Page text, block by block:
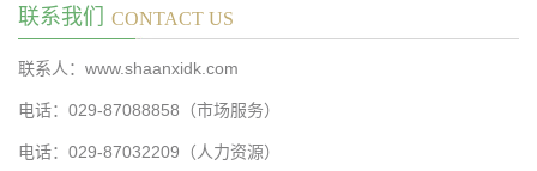
联系我们 CONTACT US
联系人：www.shaanxidk.com
电话：029-87088858（市场服务）
电话：029-87032209（人力资源）